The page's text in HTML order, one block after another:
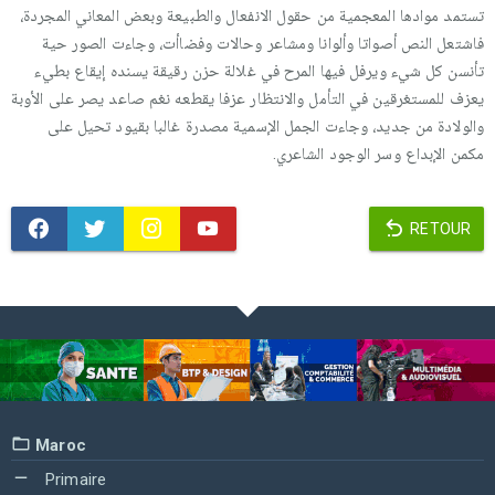
تستمد موادها المعجمية من حقول الانفعال والطبيعة وبعض المعاني المجردة،
فاشتعل النص أصواتا وألوانا ومشاعر وحالات وفضاأت، وجاءت الصور حية
تأنسن كل شيء ويرفل فيها المرح في غلالة حزن رقيقة يسنده إيقاع بطيء
يعزف للمستغرقين في التأمل والانتظار عزفا يقطعه نغم صاعد يصر على الأوبة
والولادة من جديد، وجاءت الجمل الإسمية مصدرة غالبا بقيود تحيل على
مكمن الإبداع وسر الوجود الشاعري.
RETOUR
Maroc
Primaire